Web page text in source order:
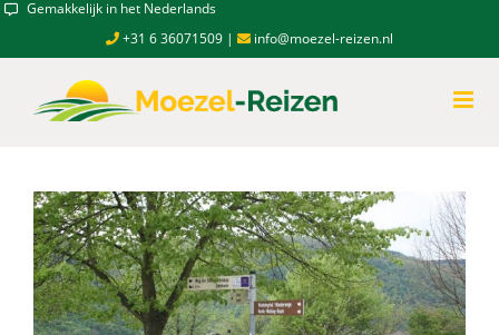
Skip Gemakkelijk in het Nederlands
+31 6 36071509 | info@moezel-reizen.nl